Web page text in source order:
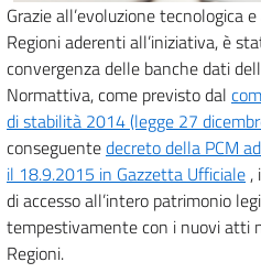
Grazie all’evoluzione tecnologica
Regioni aderenti all’iniziativa, è
convergenza delle banche dati
Normattiva, come previsto dal
di stabilità 2014 (legge 27
conseguentedecreto della PCM
il 18.9.2015 in Gazzetta Ufficiale ,
di accesso all’intero patrimonio
tempestivamente con i nuovi atti
Regioni.